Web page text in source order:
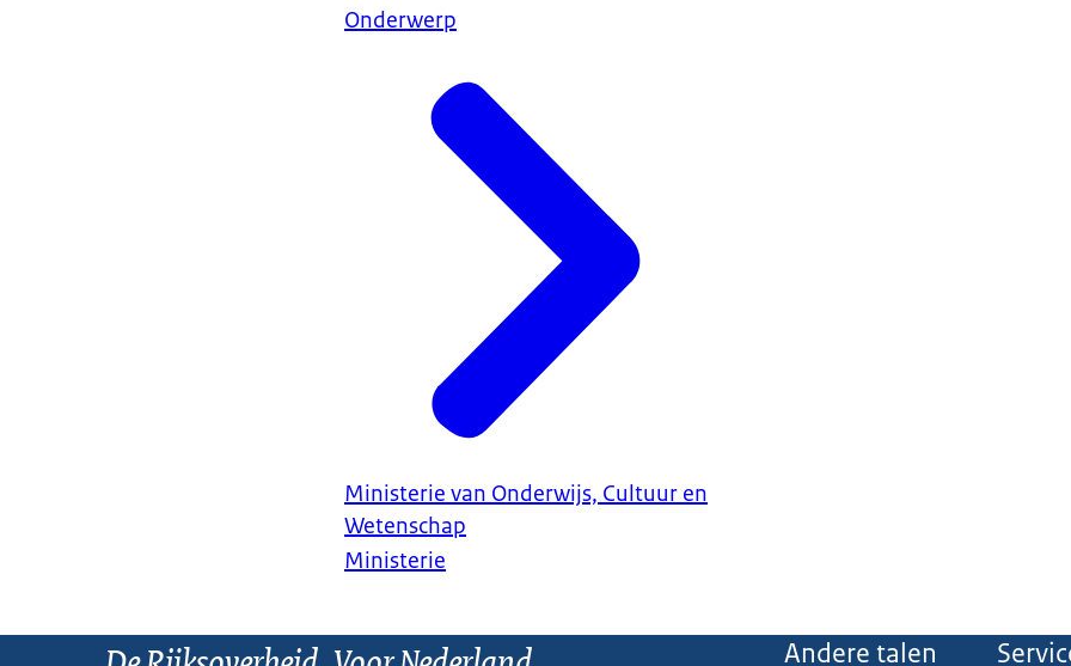
Onderwerp
Ministerie van Onderwijs, Cultuur en
Wetenschap
Ministerie
Andere talen